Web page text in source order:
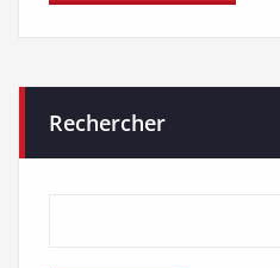
Rechercher